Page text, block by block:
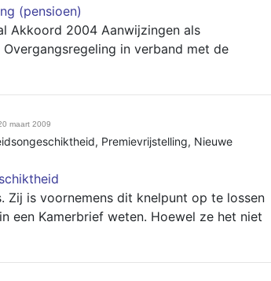
(pensioen)
Akkoord 2004 Aanwijzingen als
Overgangsregeling in verband met de
maart 2009
, Premievrijstelling, Nieuwe
Zij is voornemens dit knelpunt op te lossen
een Kamerbrief weten. Hoewel ze het niet